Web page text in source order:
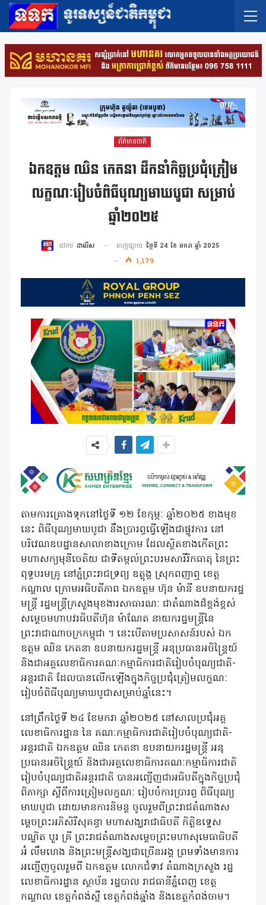
ព័ត៌មានជាតិ
ឯកឧត្តម ឈិន កេតនា ដឹកនាំកិច្ចប្រជុំត្រៀម
លក្ខណៈរៀបចំពិធីបុណ្យមាឃបូជា សម្រាប់
ឆ្នាំ២០២៥
ដោយ ដាលីស ចេញផ្សាយ ថ្ងៃទី 24 ខែ មករា ឆ្នាំ 2025
1,179
តាមការគ្រោងទុកនៅថ្ងៃទី ១២ ខែកុម្ភៈ ឆ្នាំ២០២៥ ខាងមុខ
នេះ ពិធីបុណ្យមាឃបូជា នឹងប្រារព្ធធ្វើឡើងជាផ្លូវការ នៅ
បរិវេណឧបដ្ឋានសាលាខាងក្រោម ដែលស្ថិតខាងកើតព្រះ
មហាសក្យមុនីចេតិយ ជាទីតម្កល់ព្រះបរមសារីរិកធាតុ នៃព្រះ
ពុទ្ធបរមគ្រូ នៅភ្នំព្រះរាជទ្រព្យ ឧត្តុង្គ ស្រុកពញាឮ ខេត្ត
កណ្តាល ក្រោមអធិបតីភាព ឯកឧត្តម ហ៊ុន ម៉ានី ឧបនាយករដ្ឋ
មន្ត្រី រដ្ឋមន្ត្រីក្រសួងមុខងារសាធារណៈ ជាតំណាងដ៏ខ្ពង់ខ្ពស់
សម្ដេចមហាបវរធិបតីហ៊ុន ម៉ាណែត នាយករដ្ឋមន្ត្រីនៃ
ព្រះរាជាណាចក្រកម្ពុជា ។ នេះបើតាមប្រសាសន៍របស់ ឯក
ឧត្តម ឈិន កេតនា ឧបនាយករដ្ឋមន្ត្រី អនុប្រធានអចិន្ត្រៃយ៍
និងជាអគ្គលេខាធិការគណៈកម្មាធិការជាតិរៀបចំបុណ្យជាតិ-
អន្តរជាតិ ដែលបានលើកឡើងក្នុងកិច្ចប្រជុំត្រៀមលក្ខណៈ
រៀបចំពិធីបុណ្យមាឃបូជាសម្រាប់ឆ្នាំនេះ។
នៅព្រឹកថ្ងៃទី ២៤ ខែមករា ឆ្នាំ២០២៥ នៅសាលប្រជុំអគ្គ
លេខាធិការដ្ឋាន នៃ គណៈកម្មាធិការជាតិរៀបចំបុណ្យជាតិ-
អន្តរជាតិ ឯកឧត្តម ឈិន កេតនា ឧបនាយករដ្ឋមន្ត្រី អនុ
ប្រធានអចិន្ត្រៃយ៍ និងជាអគ្គលេខាធិការគណៈកម្មាធិការជាតិ
រៀបចំបុណ្យជាតិអន្តរជាតិ បានអញ្ជើញជាអធិបតីក្នុងកិច្ចប្រជុំ
ពិភាក្សា ស្តីពីការត្រៀមលក្ខណៈ រៀបចំការប្រារព្ធ ពិធីបុណ្យ
មាឃបូជា ដោយមានការនិមន្ត ចូលរួមពីព្រះរាជតំណាងស
ម្តេចព្រះអភិសិរីសុគន្ធា មហាសង្ឃរាជាធិបតី កិត្តិឧទ្ទេស
បណ្ឌិត បួរ គ្រី ព្រះរាជតំណាងសម្តេចព្រះមហាសុមេធាធិបតី
អំ លឹមហេង និងព្រះមន្ត្រីសង្ឃជាច្រើនអង្គ ព្រមទាំងមានការ
អញ្ជើញចូលរួមពី ឯកឧត្តម លោកជំទាវ តំណាងក្រសួង រដ្ឋ
លេខាធិការដ្ឋាន ស្ថាប័ន រដ្ឋបាល រាជធានីភ្នំពេញ ខេត្ត
កណ្តាល ខេត្តកំពង់ស្ពឺ ខេត្តកំពង់ឆ្នាំង និងខេត្តកំពង់ចាម។